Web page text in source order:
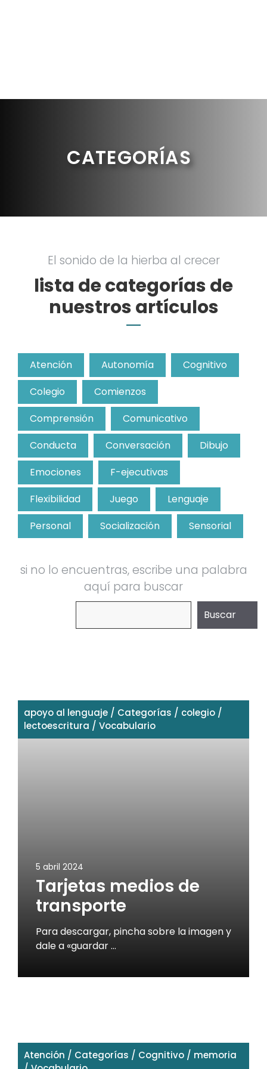
CATEGORÍAS
El sonido de la hierba al crecer
lista de categorías de
nuestros artículos
Atención Autonomía
Cognitivo
Colegio
Comienzos
Comprensión
Comunicativo
Conducta
Conversación
Dibujo
Emociones
F-ejecutivas
Flexibilidad
Juego
Lenguaje
Personal
Socialización Sensorial
si no lo encuentras, escribe una palabra
aquí para buscar
Buscar
apoyo al lenguaje / Categorías / colegio /
lectoescritura / Vocabulario
5 abril 2024
Tarjetas medios de
transporte
Para descargar, pincha sobre la imagen y
dale a «guardar …
Atención / Categorías / Cognitivo / memoria